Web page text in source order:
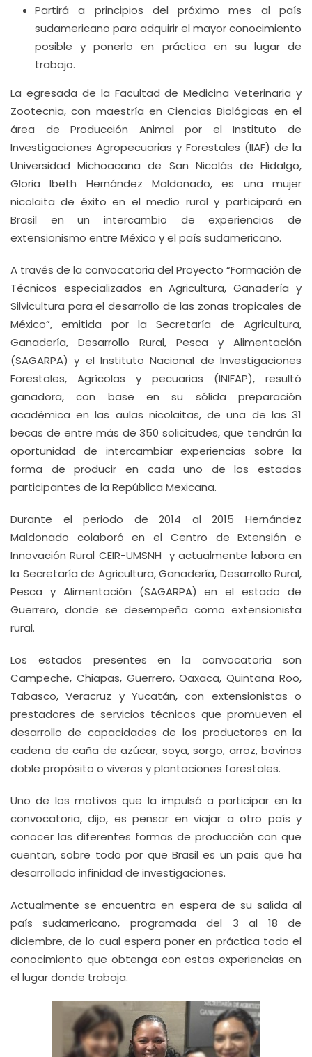
Partirá a principios del próximo mes al país
sudamericano para adquirir el mayor conocimiento
posible y ponerlo en práctica en su lugar de
trabajo.
La egresada de la Facultad de Medicina Veterinaria y
Zootecnia, con maestría en Ciencias Biológicas en el
área de Producción Animal por el Instituto de
Investigaciones Agropecuarias y Forestales (IIAF) de la
Universidad Michoacana de San Nicolás de Hidalgo,
Gloria Ibeth Hernández Maldonado, es una mujer
nicolaita de éxito en el medio rural y participará en
Brasil en un intercambio de experiencias de
extensionismo entre México y el país sudamericano.
A través de la convocatoria del Proyecto “Formación de
Técnicos especializados en Agricultura, Ganadería y
Silvicultura para el desarrollo de las zonas tropicales de
México”, emitida por la Secretaría de Agricultura,
Ganadería, Desarrollo Rural, Pesca y Alimentación
(SAGARPA) y el Instituto Nacional de Investigaciones
Forestales, Agrícolas y pecuarias (INIFAP), resultó
ganadora, con base en su sólida preparación
académica en las aulas nicolaitas, de una de las 31
becas de entre más de 350 solicitudes, que tendrán la
oportunidad de intercambiar experiencias sobre la
forma de producir en cada uno de los estados
participantes de la República Mexicana.
Durante el periodo de 2014 al 2015 Hernández
Maldonado colaboró en el Centro de Extensión e
Innovación Rural CEIR-UMSNH y actualmente labora en
la Secretaría de Agricultura, Ganadería, Desarrollo Rural,
Pesca y Alimentación (SAGARPA) en el estado de
Guerrero, donde se desempeña como extensionista
rural.
Los estados presentes en la convocatoria son
Campeche, Chiapas, Guerrero, Oaxaca, Quintana Roo,
Tabasco, Veracruz y Yucatán, con extensionistas o
prestadores de servicios técnicos que promueven el
desarrollo de capacidades de los productores en la
cadena de caña de azúcar, soya, sorgo, arroz, bovinos
doble propósito o viveros y plantaciones forestales.
Uno de los motivos que la impulsó a participar en la
convocatoria, dijo, es pensar en viajar a otro país y
conocer las diferentes formas de producción con que
cuentan, sobre todo por que Brasil es un país que ha
desarrollado infinidad de investigaciones.
Actualmente se encuentra en espera de su salida al
país sudamericano, programada del 3 al 18 de
diciembre, de lo cual espera poner en práctica todo el
conocimiento que obtenga con estas experiencias en
el lugar donde trabaja.